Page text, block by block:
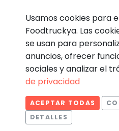
©
Condiciones de
Aviso legal
Usamos cookies para
Foodtruckya. Las
se usan para
anuncios, ofrecer
sociales y analizar el
de privacidad
ACEPTAR TODAS
DETALLES